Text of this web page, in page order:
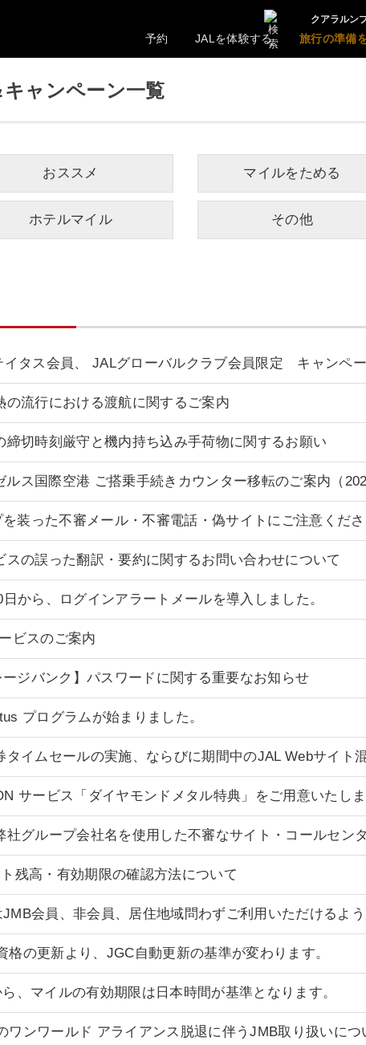
クアラルン
予約 JALを体験する 旅行の準備
ャンペーン一覧
おススメ マイルをためる
ホテルマイル その他
イタス会員、 JALグローバルクラブ会員限定 キャンペ
の流行における渡航に関するご案内
締切時刻厳守と機内持ち込み手荷物に関するお願い
ルス国際空港 ご搭乗手続きカウンター移転のご案内（
装った不審メール・不審電話・偽サイトにご注意くだ
スの誤った翻訳・要約に関するお問い合わせについて
から、ログインアラートメールを導入しました。
ビスのご案内
ージバンク】パスワードに関する重要なお知らせ
プログラムが始まりました。
タイムセールの実施、ならびに期間中のJAL Webサイト
サービス「ダイヤモンドメタル特典」をご用意いたし
社グループ会社名を使用した不審なサイト・コールセン
残高・有効期限の確認方法について
会員、非会員、居住地域問わずご利用いただけるよ
格の更新より、JGC自動更新の基準が変わります。
、マイルの有効期限は日本時間が基準となります。
ワンワールド アライアンス脱退に伴うJMB取り扱いにつ